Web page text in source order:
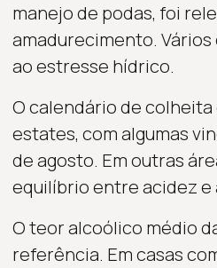
manejo de podas, foi
amadurecimento.
ao estresse hídrico.
O calendário de
estates, com algumas
de agosto. Em outras
equilíbrio entre acidez e
O teor alcoólico médio
referência. Em casas